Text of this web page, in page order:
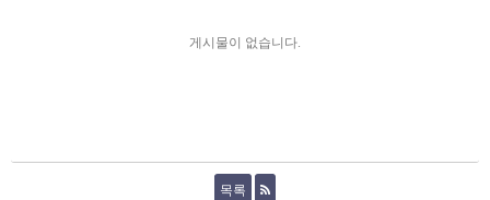
게시물이 없습니다.
목록